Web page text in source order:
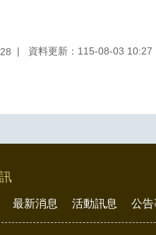
資料更新：115-08-03 10:27
最新消息 活動訊息 公